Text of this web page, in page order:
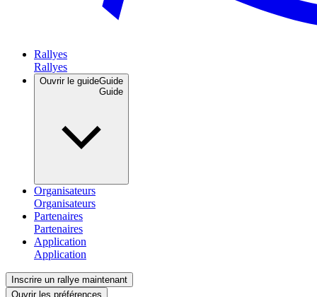
Rallyes
Ouvrir le guideGuide
Organisateurs
Partenaires
Application
Inscrire un rallye maintenant
Ouvrir les préférences